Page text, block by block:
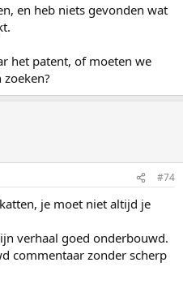
en heb niets gevonden wat
het patent, of moeten we
#74
je moet niet altijd je
verhaal goed onderbouwd.
commentaar zonder scherp